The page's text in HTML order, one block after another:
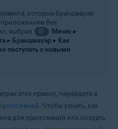
которые брандмауэр
без
выбрав
☰ Меню ▸
▸ Брандмауэр▸ Как
поступать с новыми
этих правил, перейдите в
. Чтобы узнать, как
для приложений или создать